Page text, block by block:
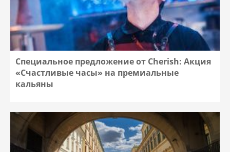
Специальное предложение от Cherish: Акция
«Счастливые часы» на премиальные
кальяны